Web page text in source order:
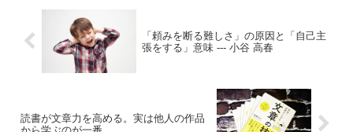
「頼みを断る難しさ」の原因と「自己主
張をする」意味 --- 小谷 高春
読書が文章力を高める。実は他人の作品